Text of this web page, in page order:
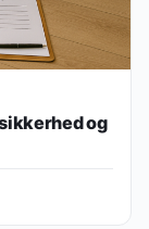
og